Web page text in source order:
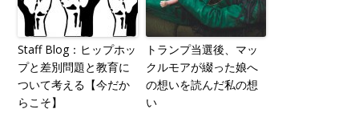
Staff Blog：ヒップホッ
プと差別問題と教育に
ついて考える【今だか
らこそ】
トランプ当選後、マッ
クルモアが綴った娘へ
の想いを読んだ私の想
い